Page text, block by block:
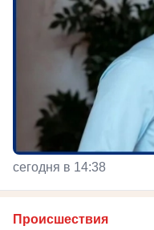
сегодня в 14:38
Происшествия